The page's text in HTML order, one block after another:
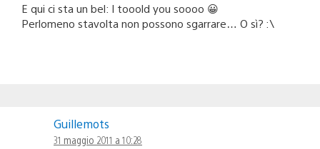
E qui ci sta un bel: I tooold you soooo 😀
Perlomeno stavolta non possono sgarrare… O sì? :\
Guillemots
31 maggio 2011 a 10:28